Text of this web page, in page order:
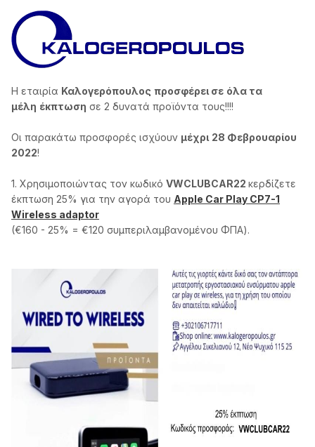
H εταιρία Καλογερόπουλος προσφέρει σε όλα τα
μέλη έκπτωση σε 2 δυνατά προϊόντα τους!!!!
Οι παρακάτω προσφορές ισχύουν μέχρι 28 Φεβρουαρίου
2022!
1. Χρησιμοποιώντας τον κωδικό VWCLUBCAR22 κερδίζετε
έκπτωση 25% για την αγορά του Apple Car Play CP7-1
Wireless adaptor
(€160 - 25% = €120 συμπεριλαμβανομένου ΦΠΑ).